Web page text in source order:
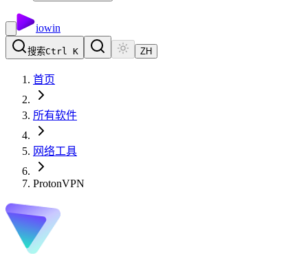
iowin
搜索Ctrl K ZH
首页
所有软件
网络工具
ProtonVPN